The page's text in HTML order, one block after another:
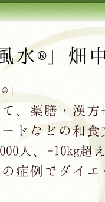
水®」畑
」
、薬膳・漢
ドなどの和食
人、-10kg超
症例でダイエ